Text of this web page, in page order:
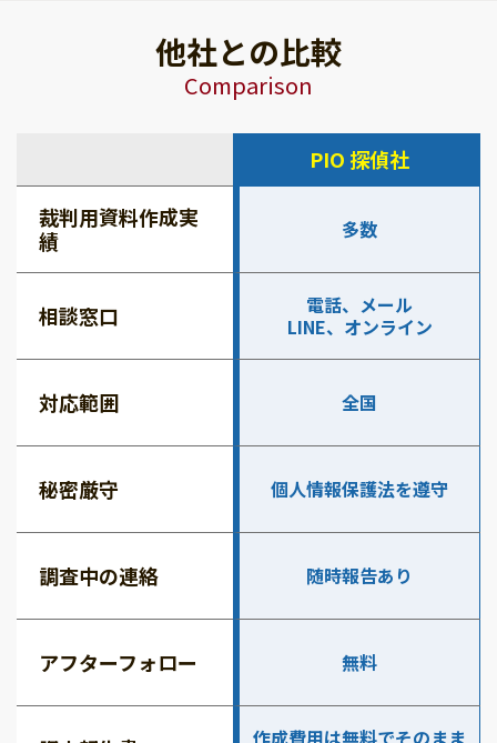
他社との比較
Comparison
PIO 探偵社
裁判用資料作成実
績
多数
相談窓口
電話、メール
LINE、オンライン
対応範囲 全国
秘密厳守 個人情報保護法を遵守
調査中の連絡 随時報告あり
アフターフォロー 無料
作成費用は無料でそのまま